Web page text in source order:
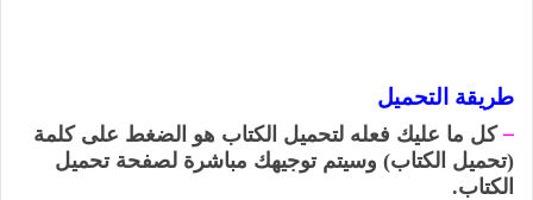
طريقة التحميل
–كل ما عليك فعله لتحميل الكتاب هو الضغط على كلمة
(تحميل الكتاب) وسيتم توجيهك مباشرة لصفحة تحميل
الكتاب.